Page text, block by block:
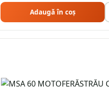
Adaugă în coș